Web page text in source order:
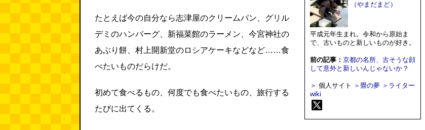
たとえば今の自分なら志津屋のクリームパン、グリル
デミのハンバーグ、新福菜館のラーメン、今宮神社の
あぶり餅、村上開新堂のロシアケーキなどなど……食
べたいものだらけだ。
初めて食べるもの、何度でも食べたいもの、旅行する
たびに出てくる。
（やまだまど）
平成元年生まれ。令和から原始ま
で、古いものと新しいものが好き。
前の記事： 京都の名所、古そうな顔
して意外と新しいんじゃないか？
＞ 個人サイト ＞畳の夢 ＞ライター
wiki